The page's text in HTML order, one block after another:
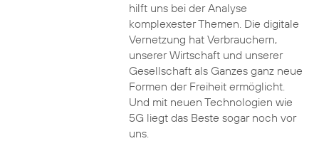
hilft uns bei der Analyse
komplexester Themen. Die digitale
Vernetzung hat Verbrauchern,
unserer Wirtschaft und unserer
Gesellschaft als Ganzes ganz neue
Formen der Freiheit ermöglicht.
Und mit neuen Technologien wie
5G liegt das Beste sogar noch vor
uns.